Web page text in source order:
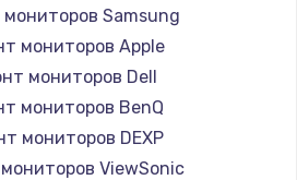
Заказать
петель крышки
990 руб.
Заказать
Samsung
мониторов Apple
мониторов Dell
мониторов BenQ
мониторов DEXP
ViewSonic